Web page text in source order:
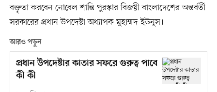
বক্তৃতা করবেন নোবেল শান্তি পুরস্কার বিজয়ী বাংলাদেশের অন্তর্বর্তী
সরকারের প্রধান উপদেষ্টা অধ্যাপক মুহাম্মদ ইউনূস।
আরও পড়ুন
প্রধান উপদেষ্টার কাতার সফরে গুরুত্ব পাবে
কী কী